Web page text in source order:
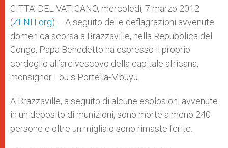
p
p
g
e
r
o
k
r
CITTA’ DEL VATICANO, mercoledì, 7 marzo 2012
(ZENIT.org) – A seguito delle deflagrazioni avvenute
domenica scorsa a Brazzaville, nella Repubblica del
Congo, Papa Benedetto ha espresso il proprio
cordoglio all’arcivescovo della capitale africana,
monsignor Louis Portella-Mbuyu.
A Brazzaville, a seguito di alcune esplosioni avvenute
in un deposito di munizioni, sono morte almeno 240
persone e oltre un migliaio sono rimaste ferite.